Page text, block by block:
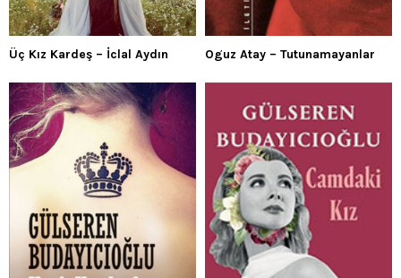
Üç Kız Kardeş – İclal Aydın Oguz Atay – Tutunamayanlar